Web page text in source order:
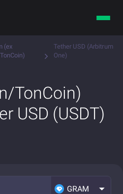
(ex
Tether USD (Arbitrum
One)
TonCoin)
USD (USDT)
GRAM